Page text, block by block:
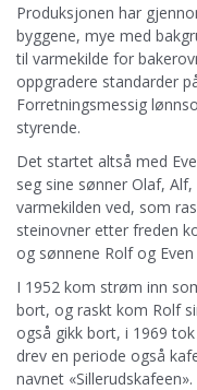
Produksjonen har
byggene, mye med
til varmekilde for
oppgradere standarder
Forretningsmessig
styrende.
Det startet altså med
seg sine sønner Olaf,
varmekilden ved, som
steinovner etter freden
og sønnene Rolf og
I 1952 kom strøm inn
bort, og raskt kom Rolf
også gikk bort, i 1969
drev en periode også
navnet